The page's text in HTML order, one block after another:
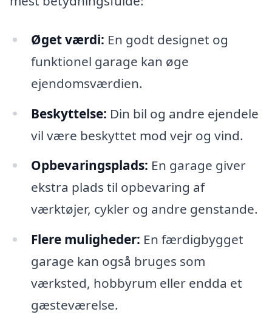
Øget værdi: En godt designet og
funktionel garage kan øge
ejendomsværdien.
Beskyttelse: Din bil og andre ejendele
vil være beskyttet mod vejr og vind.
Opbevaringsplads: En garage giver
ekstra plads til opbevaring af
værktøjer, cykler og andre genstande.
Flere muligheder: En færdigbygget
garage kan også bruges som
værksted, hobbyrum eller endda et
gæsteværelse.